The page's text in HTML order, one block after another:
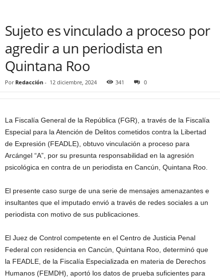
Sujeto es vinculado a proceso por
agredir a un periodista en
Quintana Roo
Por Redacción - 12 diciembre, 2024 341 0
La Fiscalía General de la República (FGR), a través de la Fiscalía
Especial para la Atención de Delitos cometidos contra la Libertad
de Expresión (FEADLE), obtuvo vinculación a proceso para
Arcángel “A”, por su presunta responsabilidad en la agresión
psicológica en contra de un periodista en Cancún, Quintana Roo.
El presente caso surge de una serie de mensajes amenazantes e
insultantes que el imputado envió a través de redes sociales a un
periodista con motivo de sus publicaciones.
El Juez de Control competente en el Centro de Justicia Penal
Federal con residencia en Cancún, Quintana Roo, determinó que
la FEADLE, de la Fiscalía Especializada en materia de Derechos
Humanos (FEMDH), aportó los datos de prueba suficientes para